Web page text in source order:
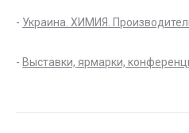
- Украина. ХИМИЯ.
- Выставки, ярмарки,